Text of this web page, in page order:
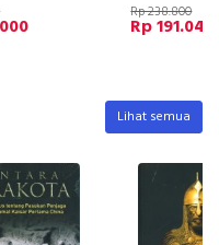
Rp 238.800
Rp 191.040
Lihat semua